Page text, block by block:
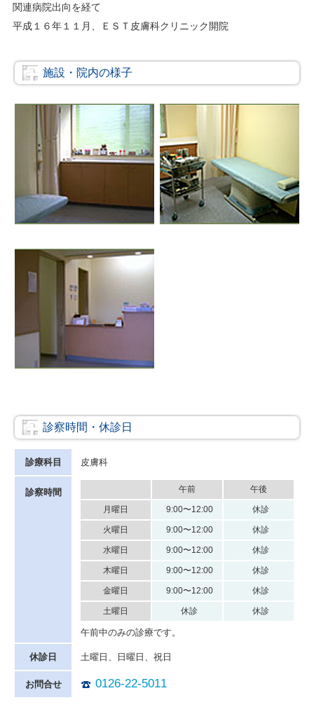
関連病院出向を経て
平成１６年１１月、ＥＳＴ皮膚科クリニック開院
施設・院内の様子
診察時間・休診日
診療科目 皮膚科
診察時間 午前 午後
月曜日 9:00〜12:00 休診
火曜日 9:00〜12:00 休診
水曜日 9:00〜12:00 休診
木曜日 9:00〜12:00 休診
金曜日 9:00〜12:00 休診
土曜日 休診 休診
午前中のみの診療です。
休診日 土曜日、日曜日、祝日
お問合せ 0126-22-5011